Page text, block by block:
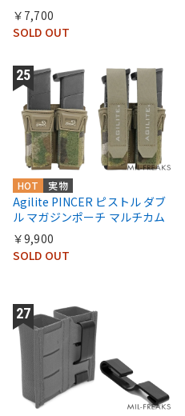
￥7,700
SOLD OUT
実物
HOT
Agilite PINCER ピストル ダブ
ル マガジンポーチ マルチカム
￥9,900
SOLD OUT